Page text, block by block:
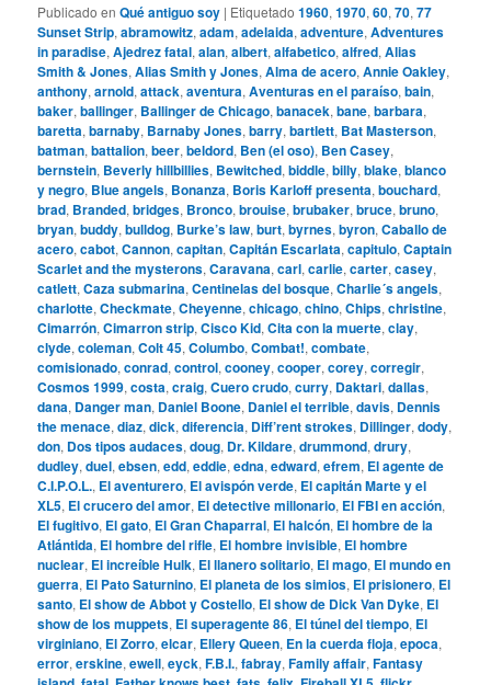
Publicado en Qué antiguo soy | Etiquetado 1960,1970,60,70,77
Sunset Strip,abramowitz,adam,adelaida,adventure,Adventures
in paradise,Ajedrez fatal,alan,albert,alfabetico,alfred,Alias
Smith & Jones,Alias Smith y Jones,Alma de acero,Annie Oakley,
anthony,arnold,attack,aventura,Aventuras en el paraíso,bain,
baker,ballinger, Ballinger de Chicago,banacek,bane,barbara,
baretta,barnaby, Barnaby Jones,barry,bartlett, Bat Masterson,
batman,battalion,beer,beldord, Ben (el oso), Ben Casey,
bernstein, Beverly hillbillies, Bewitched,biddle,billy,blake,blanco
y negro, Blue angels, Bonanza, Boris Karloff presenta,bouchard,
brad, Branded,bridges, Bronco,brouise,brubaker,bruce,bruno,
bryan,buddy,bulldog, Burke’s law,burt,byrnes,byron,Caballo de
acero,cabot,Cannon,capitan,Capitán Escarlata,capitulo,Captain
Scarlet and the mysterons,Caravana,carl,carlie,carter,casey,
catlett,Caza submarina,Centinelas del bosque,Charlie´s angels,
charlotte,Checkmate,Cheyenne,chicago,chino,Chips,christine,
Cimarrón,Cimarron strip,Cisco Kid,Cita con la muerte,clay,
clyde,coleman,Colt 45,Columbo,Combat!,combate,
comisionado,conrad,control,cooney,cooper,corey,corregir,
Cosmos 1999,costa,craig,Cuero crudo,curry, Daktari,dallas,
dana, Danger man, Daniel Boone, Daniel el terrible,davis, Dennis
the menace,diaz,dick,diferencia, Diff’rent strokes, Dillinger,dody,
don, Dos tipos audaces,doug, Dr. Kildare,drummond,drury,
dudley,duel,ebsen,edd,eddie,edna,edward,efrem, El agente de
C.I.P.O.L., El aventurero, El avispón verde, El capitán Marte y el
XL5, El crucero del amor, El detective millonario, El FBI en acción,
El fugitivo, El gato, El Gran Chaparral, El halcón, El hombre de la
Atlántida, El hombre del rifle, El hombre invisible, El hombre
nuclear, El increíble Hulk, El llanero solitario, El mago, El mundo en
guerra, El Pato Saturnino, El planeta de los simios, El prisionero, El
santo, El show de Abbot y Costello, El show de Dick Van Dyke, El
show de los muppets, El superagente 86, El túnel del tiempo, El
virginiano, El Zorro,elcar, Ellery Queen, En la cuerda floja,epoca,
error,erskine,ewell,eyck,F.B.I.,fabray,Family affair,Fantasy